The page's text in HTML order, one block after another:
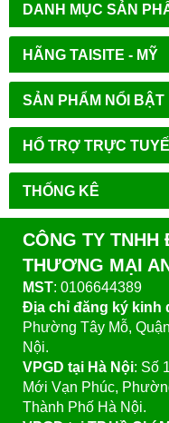
DANH MỤC SẢN
HÃNG TAISITE - MỸ
SẢN PHẨM NỔI BẬT
HỔ TRỢ TRỰC
THỐNG KÊ
CÔNG TY TNHH
THƯƠNG MẠI
MST: 0106644389
Địa chỉ đăng ký kinh
Phường Tây Mỗ,
Nội.
VPGD tại Hà Nội: Số
Mới Vạn Phúc,
Thành Phố Hà Nội.